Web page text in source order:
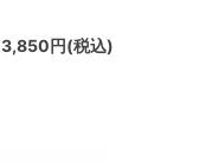
3,850円(税込)